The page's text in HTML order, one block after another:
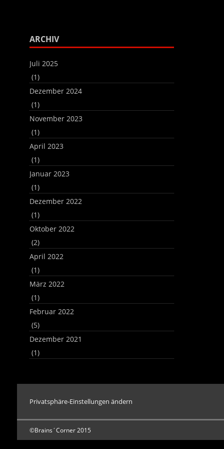
zu
ARCHIV
Juli 2025
(1)
Dezember 2024
(1)
November 2023
(1)
April 2023
(1)
Januar 2023
(1)
Dezember 2022
(1)
Oktober 2022
(2)
April 2022
(1)
März 2022
(1)
Februar 2022
(5)
Dezember 2021
(1)
Privatsphäre-Einstellungen ändern
©Brains´Corner 2015